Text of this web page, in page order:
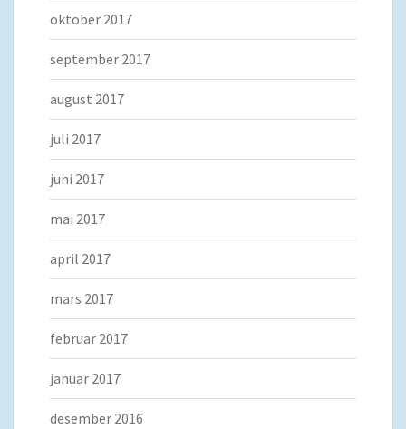
oktober 2017
september 2017
august 2017
juli 2017
juni 2017
mai 2017
april 2017
mars 2017
februar 2017
januar 2017
desember 2016